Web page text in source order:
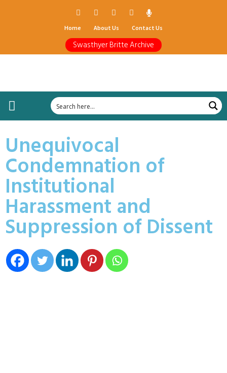
Home About Us Contact Us
Swasthyer Britte Archive
Unequivocal
Condemnation of
Institutional
Harassment and
Suppression of Dissent